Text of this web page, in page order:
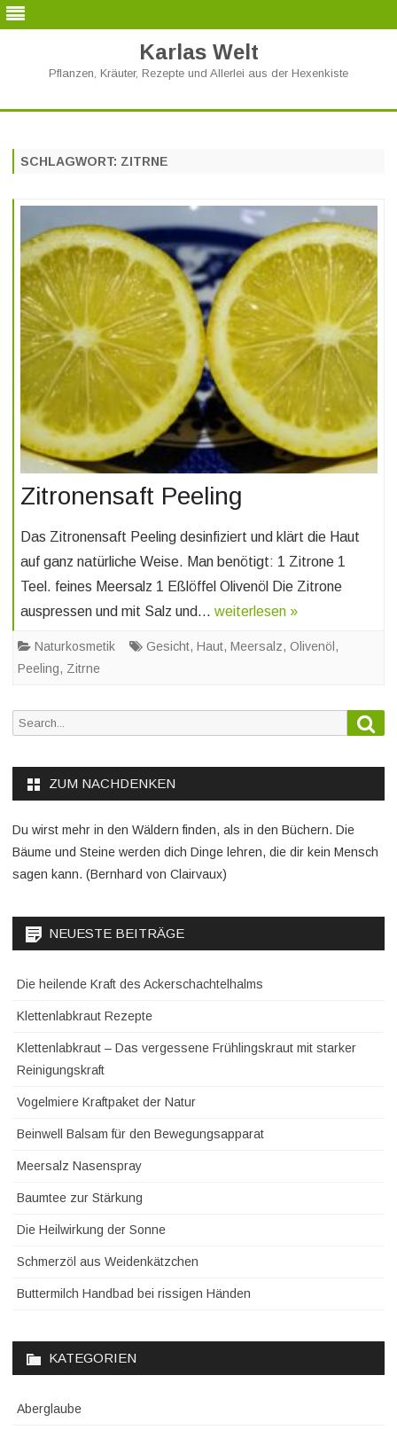
Karlas Welt
Pflanzen, Kräuter, Rezepte und Allerlei aus der Hexenkiste
SCHLAGWORT: ZITRNE
Zitronensaft Peeling
Das Zitronensaft Peeling desinfiziert und klärt die Haut
auf ganz natürliche Weise. Man benötigt: 1 Zitrone 1
Teel. feines Meersalz 1 Eßlöffel Olivenöl Die Zitrone
auspressen und mit Salz und… weiterlesen »
Naturkosmetik Gesicht, Haut, Meersalz, Olivenöl ,
Peeling, Zitrne
Search
ZUM NACHDENKEN
Du wirst mehr in den Wäldern finden, als in den Büchern. Die
Bäume und Steine werden dich Dinge lehren, die dir kein Mensch
sagen kann. (Bernhard von Clairvaux)
NEUESTE BEITRÄGE
Die heilende Kraft des Ackerschachtelhalms
Klettenlabkraut Rezepte
Klettenlabkraut – Das vergessene Frühlingskraut mit starker
Reinigungskraft
Vogelmiere Kraftpaket der Natur
Beinwell Balsam für den Bewegungsapparat
Meersalz Nasenspray
Baumtee zur Stärkung
Die Heilwirkung der Sonne
Schmerzöl aus Weidenkätzchen
Buttermilch Handbad bei rissigen Händen
KATEGORIEN
Aberglaube